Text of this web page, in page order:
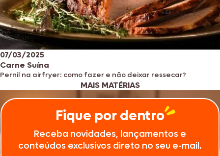
07/03/2025
Carne Suína
Pernil na airfryer: como fazer e não deixar ressecar?
MAIS MATÉRIAS
Fique por dentro
Receba novidades, lançamentos e
conteúdos exclusivos direto no seu e-mail.